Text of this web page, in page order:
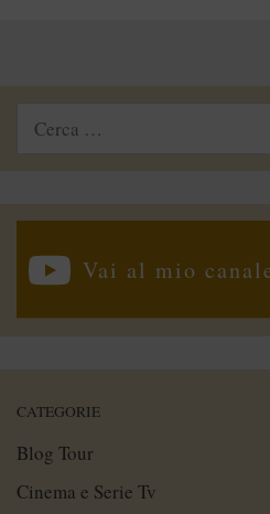
Ricerca
Vai al mio
CATEGORIE
Blog Tour
Cinema e Serie Tv